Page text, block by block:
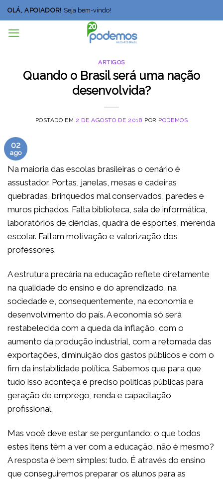
Skip
to
content
OLÁ, APOIADOR! Seja bem-vindo!
ARTIGOS
Quando o Brasil será uma nação
desenvolvida?
POSTADO EM 2 DE AGOSTO DE 2018 POR PODEMOS
02
ago
Na maioria das escolas brasileiras o cenário é
assustador. Portas, janelas, mesas e cadeiras
quebradas, brinquedos mal conservados, paredes e
muros pichados. Falta biblioteca, sala de informática,
laboratórios de ciências, quadra de esportes, merenda
escolar. Faltam motivação e valorização dos
professores.
A estrutura precária na educação reflete diretamente
na qualidade do ensino e do aprendizado, na
sociedade e, consequentemente, na economia e
desenvolvimento do país. A economia só será
restabelecida com a queda da inflação, com o
aumento da produção industrial, com a retomada das
exportações, diminuição dos gastos públicos e com o
fim da instabilidade política. Sabemos que para que
tudo isso aconteça é preciso políticas públicas para
geração de emprego, renda e capacitação
profissional.
Mas você deve estar se perguntando: o que todos
estes itens têm a ver com a educação, não é mesmo?
A resposta é bem simples: tudo. É através do ensino
que conseguiremos preparar os alunos para as